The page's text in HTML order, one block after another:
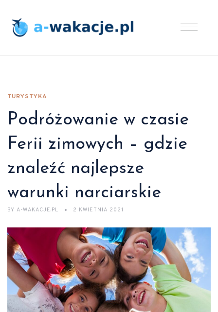
TURYSTYKA
Podróżowanie w czasie
Ferii zimowych – gdzie
znaleźć najlepsze
warunki narciarskie
BY A-WAKACJE.PL 2 KWIETNIA 2021